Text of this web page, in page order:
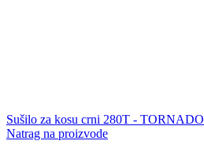
Sušilo za kosu crni 280T - TORNADO
Natrag na proizvode